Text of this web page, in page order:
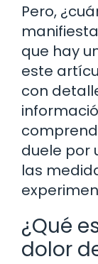
Pero,
que hay
este
con
duele por
las
¿Qué
dolor